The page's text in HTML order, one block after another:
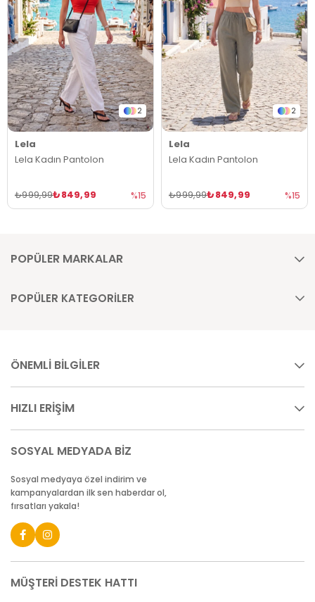
2
Lela
Lela Kadın Pantolon
₺849,99
₺999,99 %15
2
Lela
Lela Kadın Pantolon
₺849,99
₺999,99 %15
POPÜLER MARKALAR
POPÜLER KATEGORİLER
ÖNEMLİ BİLGİLER
HIZLI ERİŞİM
SOSYAL MEDYADA BİZ
Sosyal medyaya özel indirim ve
kampanyalardan ilk sen haberdar ol,
fırsatları yakala!
MÜŞTERİ DESTEK HATTI